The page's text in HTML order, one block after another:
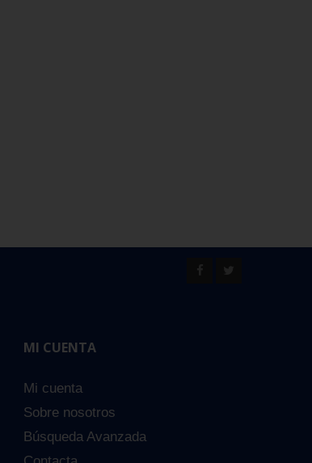
MI CUENTA
Mi cuenta
Sobre nosotros
Búsqueda Avanzada